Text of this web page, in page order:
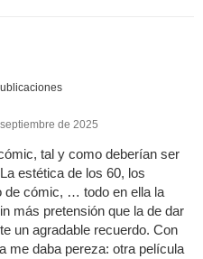
de 2025
tal y como deberían ser
estética de los 60, los
de cómic, … todo en ella la
más pretensión que la de dar
un agradable recuerdo. Con
me daba pereza: otra película